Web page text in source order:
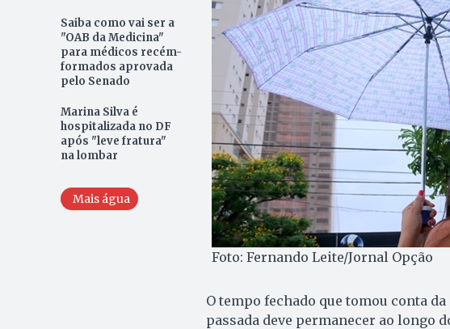
Saiba como vai ser a
"OAB da Medicina"
para médicos recém-
formados aprovada
pelo Senado
Marina Silva é
hospitalizada no DF
após "leve fratura"
na lombar
Mais água
Foto: Fernando Leite/Jornal Opção
O tempo fechado que tomou conta
passada deve permanecer ao longo